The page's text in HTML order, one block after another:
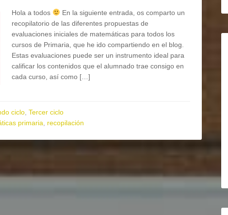
Hola a todos
En la siguiente entrada, os comparto un
recopilatorio de las diferentes propuestas de
evaluaciones iniciales de matemáticas para todos los
cursos de Primaria, que he ido compartiendo en el blog.
Estas evaluaciones puede ser un instrumento ideal para
calificar los contenidos que el alumnado trae consigo en
cada curso, así como […]
ciclo Tercer ciclo
primaria recopilación